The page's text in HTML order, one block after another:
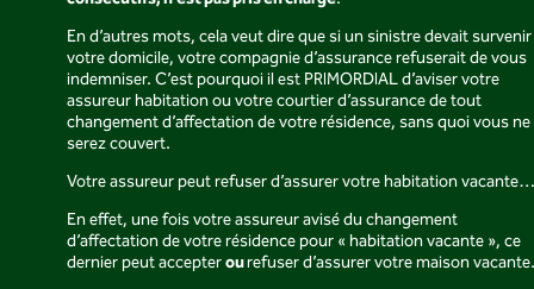
En d’autres mots, cela veut dire que si un sinistre devait
votre domicile, votre compagnie d’assurance refuserait de vous
indemniser. C’est pourquoi il est PRIMORDIAL d’aviser votre
assureur habitation ou votre courtier d’assurance de tout
changement d’affectation de votre résidence, sans quoi vous ne
serez couvert.
Votre assureur peut refuser d’assurer votre habitation vacante…
En effet, une fois votre assureur avisé du changement
d’affectation de votre résidence pour « habitation vacante », ce
dernier peut accepterourefuser d’assurer votre maison vacante.